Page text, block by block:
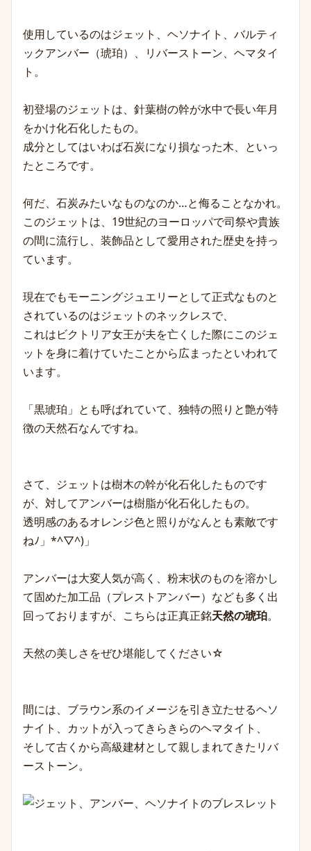
使用しているのはジェット、ヘソナイト、バルティ
ックアンバー（琥珀）、リバーストーン、ヘマタイ
ト。
初登場のジェットは、針葉樹の幹が水中で長い年月
をかけ化石化したもの。
成分としてはいわば石炭になり損なった木、といっ
たところです。
何だ、石炭みたいなものなのか…と侮ることなかれ。
このジェットは、19世紀のヨーロッパで司祭や貴族
の間に流行し、装飾品として愛用された歴史を持っ
ています。
現在でもモーニングジュエリーとして正式なものと
されているのはジェットのネックレスで、
これはビクトリア女王が夫を亡くした際にこのジェ
ットを身に着けていたことから広まったといわれて
います。
「黒琥珀」とも呼ばれていて、独特の照りと艶が特
徴の天然石なんですね。
さて、ジェットは樹木の幹が化石化したものです
が、対してアンバーは樹脂が化石化したもの。
透明感のあるオレンジ色と照りがなんとも素敵です
ねﾉ」*^▽^)」
アンバーは大変人気が高く、粉末状のものを溶かし
て固めた加工品（プレストアンバー）なども多く出
回っておりますが、こちらは正真正銘天然の琥珀。
天然の美しさをぜひ堪能してください☆
間には、ブラウン系のイメージを引き立たせるヘソ
ナイト、カットが入ってきらきらのヘマタイト、
そして古くから高級建材として親しまれてきたリバ
ーストーン。